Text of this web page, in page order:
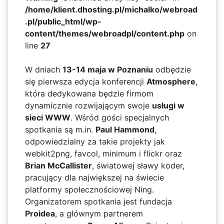
/home/klient.dhosting.pl/michalko/webroad
.pl/public_html/wp-
content/themes/webroadpl/content.phpon
line 27
W dniach 13-14 maja w Poznaniu odbędzie
się pierwsza edycja konferencji Atmosphere,
która dedykowana będzie firmom
dynamicznie rozwijającym swoje usługi w
sieci WWW. Wśród gości specjalnych
spotkania są m.in. Paul Hammond,
odpowiedzialny za takie projekty jak
webkit2png, favcol, minimum i flickr oraz
Brian McCallister, światowej sławy koder,
pracujący dla największej na świecie
platformy społecznościowej Ning.
Organizatorem spotkania jest fundacja
Proidea, a głównym partnerem